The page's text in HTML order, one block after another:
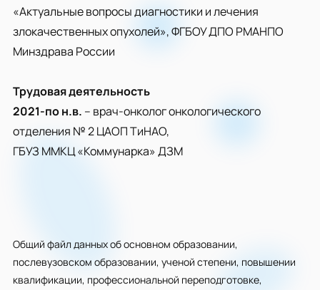
«Актуальные вопросы диагностики и лечения
злокачественных опухолей», ФГБОУ ДПО РМАНПО
Минздрава России
Трудовая деятельность
2021-по н.в. – врач-онколог онкологического
отделения № 2 ЦАОП ТиНАО,
ГБУЗ ММКЦ «Коммунарка» ДЗМ
Общий файл данных об основном образовании,
послевузовском образовании, ученой степени, повышении
квалификации, профессиональной переподготовке,